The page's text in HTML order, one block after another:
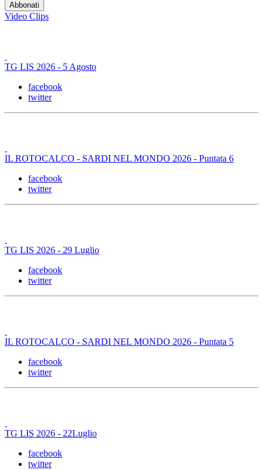
Video Clips
TG LIS 2026 - 5 Agosto
facebook
twitter
IL ROTOCALCO - SARDI NEL MONDO 2026 - Puntata 6
facebook
twitter
TG LIS 2026 - 29 Luglio
facebook
twitter
IL ROTOCALCO - SARDI NEL MONDO 2026 - Puntata 5
facebook
twitter
TG LIS 2026 - 22Luglio
facebook
twitter